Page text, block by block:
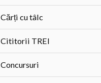
Cărți cu tâlc
Cititorii TREI
Concursuri